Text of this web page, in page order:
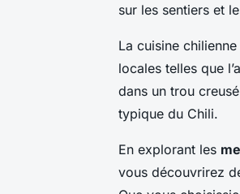
sur les sentiers et
La cuisine
locales telles que
dans un trou
typique du Chili.
En explorant les
vous découvrirez